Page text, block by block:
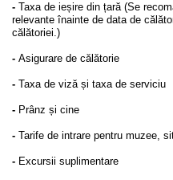
- Taxa de ieșire din țară (Se
relevante înainte de data de
călătoriei.)
- Asigurare de călătorie
- Taxa de viză și taxa de serviciu
- Prânz și cine
- Tarife de intrare pentru muzee,
- Excursii suplimentare